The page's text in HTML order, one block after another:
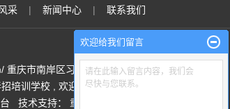
采 | 新闻中心 | 联系我们
庆市南岸区习舟教育培训学校 专业从
培训学校 , 欢迎来电咨询!
技术支持： 重庆卓光科技
欢迎给我们留言
请在此输入留言内容，我们会
尽快与您联系。